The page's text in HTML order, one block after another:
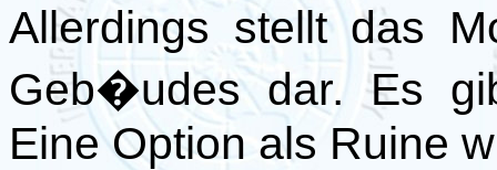
Allerdings stellt das
Geb�udes dar. Es
Eine Option als Ruine